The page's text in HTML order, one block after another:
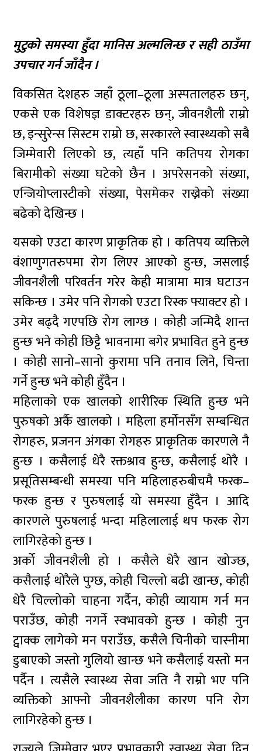
मुटुको समस्या हुँदा मानिस अल्मलिन्छ र सही ठाउँमा
उपचार गर्न जाँदैन ।
विकसित देशहरु जहाँ ठूला–ठूला अस्पतालहरु छन्,
एकसे एक विशेषज्ञ डाक्टरहरु छन्, जीवनशैली राम्रो
छ, इन्सुरेन्स सिस्टम राम्रो छ, सरकारले स्वास्थ्यको सबै
जिम्मेवारी लिएको छ, त्यहाँ पनि कतिपय रोगका
बिरामीको संख्या घटेको छैन । अपरेसनको संख्या,
एन्जियोप्लास्टीको संख्या, पेसमेकर राख्नेको संख्या
बढेको देखिन्छ ।
यसको एउटा कारण प्राकृतिक हो । कतिपय व्यक्तिले
वंशाणुगतरुपमा रोग लिएर आएको हुन्छ, जसलाई
जीवनशैली परिवर्तन गरेर केही मात्रामा मात्र घटाउन
सकिन्छ । उमेर पनि रोगको एउटा रिस्क फ्याक्टर हो ।
उमेर बढ्दै गएपछि रोग लाग्छ । कोही जन्मिदै शान्त
हुन्छ भने कोही छिट्टै भावनामा बगेर प्रभावित हुने हुन्छ
। कोही सानो–सानो कुरामा पनि तनाव लिने, चिन्ता
गर्ने हुन्छ भने कोही हुँदैन ।
महिलाको एक खालको शारीरिक स्थिति हुन्छ भने
पुरुषको अर्कै खालको । महिला हर्मोनसँग सम्बन्धित
रोगहरु, प्रजनन अंगका रोगहरु प्राकृतिक कारणले नै
हुन्छ । कसैलाई धेरै रक्तश्राव हुन्छ, कसैलाई थोरै ।
प्रसूतिसम्बन्धी समस्या पनि महिलाहरुबीचमै फरक–
फरक हुन्छ र पुरुषलाई यो समस्या हुँदैन । आदि
कारणले पुरुषलाई भन्दा महिलालाई थप फरक रोग
लागिरहेको हुन्छ ।
अर्को जीवनशैली हो । कसैले धेरै खान खोज्छ,
कसैलाई थोरैले पुग्छ, कोही चिल्लो बढी खान्छ, कोही
धेरै चिल्लोको चाहना गर्दैन, कोही व्यायाम गर्न मन
पराउँछ, कोही नगर्ने स्वभावको हुन्छ । कोही नुन
ट्वाक्क लागेको मन पराउँछ, कसैले चिनीको चास्नीमा
डुबाएको जस्तो गुलियो खान्छ भने कसैलाई यस्तो मन
पर्दैन । त्यसैले स्वास्थ्य सेवा जति नै राम्रो भए पनि
व्यक्तिको आफ्नो जीवनशैलीका कारण पनि रोग
लागिरहेको हुन्छ ।